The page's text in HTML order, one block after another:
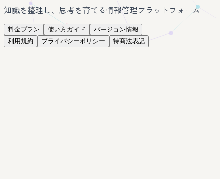
知識を整理し、思考を育てる情報管理プラットフォーム
料金プラン 使い方ガイド
バージョン情報
利用規約
プライバシーポリシー 特商法表記